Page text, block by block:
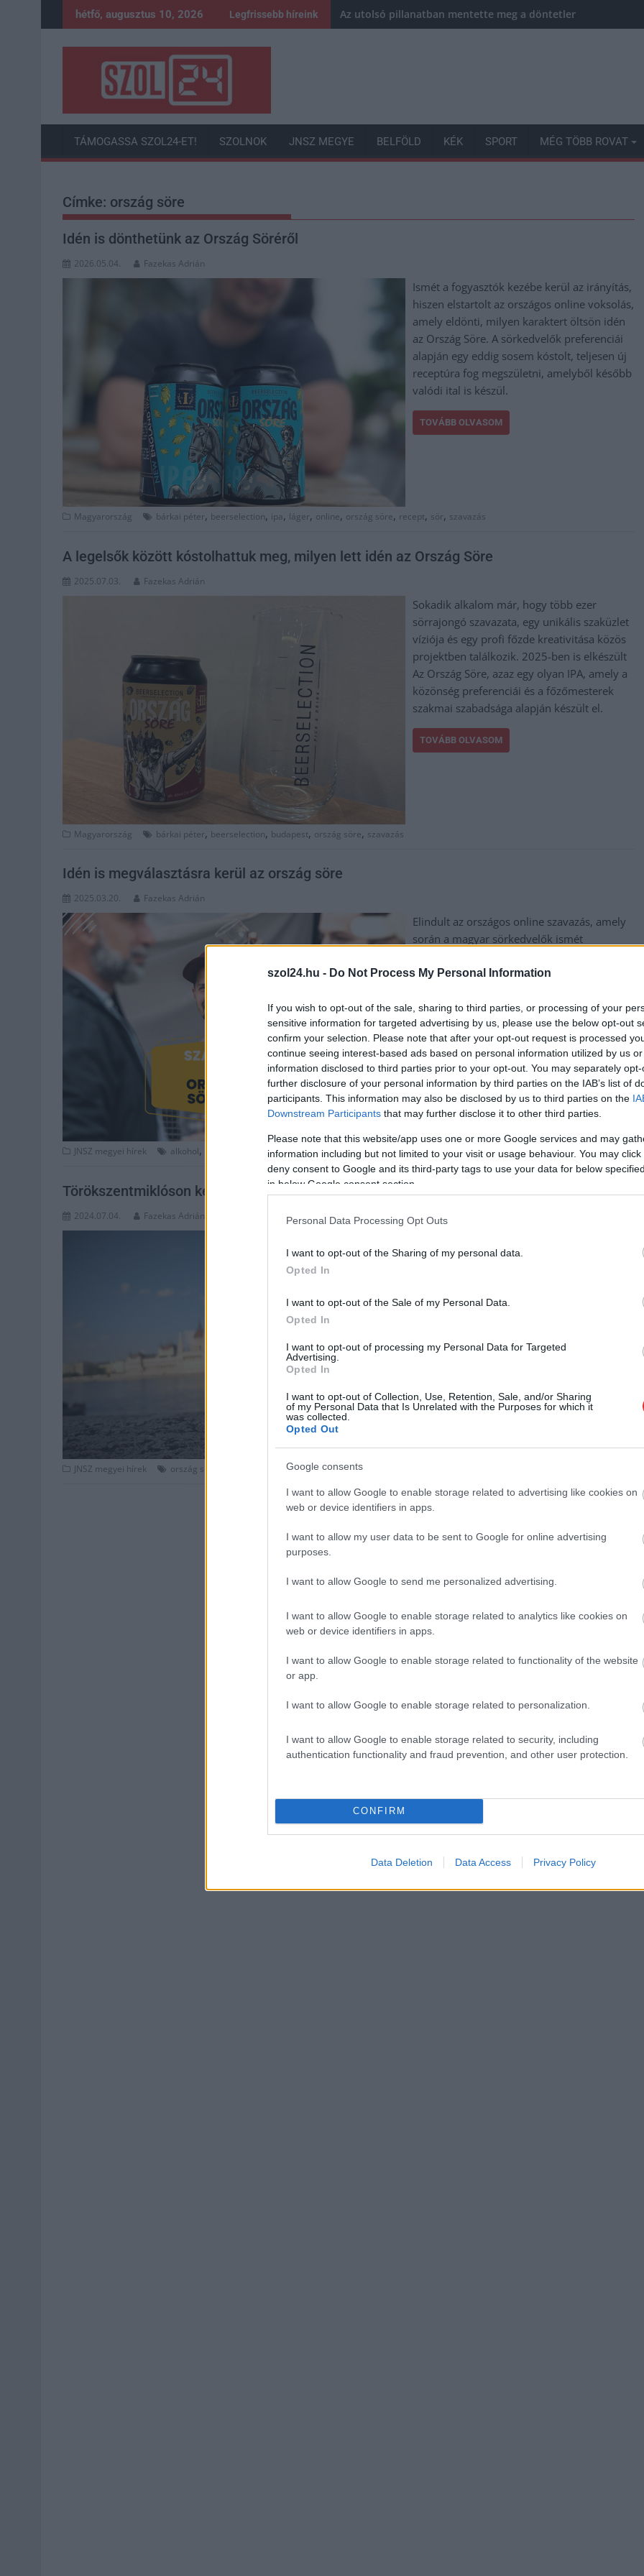
szol24.hu - Do Not Process My Personal Information
If you wish to opt-out of the sale, sharing to third parties, or processing of your
sensitive information for targeted advertising by us, please use the below opt-out
confirm your selection. Please note that after your opt-out request is processed
continue seeing interest-based ads based on personal information utilized by us
information disclosed to third parties prior to your opt-out. You may separately
further disclosure of your personal information by third parties on the IAB’s list of
participants. This information may also be disclosed by us to third parties on the
Downstream Participants that may further disclose it to other third parties.
Please note that this website/app uses one or more Google services and may
information including but not limited to your visit or usage behaviour. You may
deny consent to Google and its third-party tags to use your data for below
in below Google consent section.
Personal Data Processing Opt Outs
I want to opt-out of the Sharing of my personal data.
Opted In
I want to opt-out of the Sale of my Personal Data.
Opted In
I want to opt-out of processing my Personal Data for Targeted
Advertising.
Opted In
I want to opt-out of Collection, Use, Retention, Sale, and/or Sharing
of my Personal Data that Is Unrelated with the Purposes for which it
was collected.
Opted Out
Google consents
I want to allow Google to enable storage related to advertising like cookies on
web or device identifiers in apps.
I want to allow my user data to be sent to Google for online advertising
purposes.
I want to allow Google to send me personalized advertising.
I want to allow Google to enable storage related to analytics like cookies on
web or device identifiers in apps.
I want to allow Google to enable storage related to functionality of the website
or app.
I want to allow Google to enable storage related to personalization.
I want to allow Google to enable storage related to security, including
authentication functionality and fraud prevention, and other user protection.
CONFIRM
Data Deletion Data Access Privacy Policy
to
hétfő, augusztus 10, 2026 Legfrissebb híreink Az utolsó pillanatban mentette meg a döntetlent a Karcag
TÁMOGASSA SZOL24-ET! SZOLNOK JNSZ MEGYE BELFÖLD KÉK SPORT MÉG TÖBB ROVAT
Címke: ország söre
Idén is dönthetünk az Ország Söréről
2026.05.04. Fazekas Adrián
Ismét a fogyasztók kezébe kerül az irányítás,
hiszen elstartolt az országos online voksolás,
amely eldönti, milyen karaktert öltsön idén
az Ország Söre. A sörkedvelők preferenciái
alapján egy eddig sosem kóstolt, teljesen új
receptúra fog megszületni, amelyből később
valódi ital is készül.
TOVÁBB OLVASOM
Magyarország bárkai péter, beerselection, ipa, láger, online, ország söre, recept, sör, szavazás
A legelsők között kóstolhattuk meg, milyen lett idén az Ország Söre
2025.07.03. Fazekas Adrián
Sokadik alkalom már, hogy több ezer
sörrajongó szavazata, egy unikális szaküzlet
víziója és egy profi főzde kreativitása közös
projektben találkozik. 2025-ben is elkészült
Az Ország Söre, azaz egy olyan IPA, amely a
közönség preferenciái és a főzőmesterek
szakmai szabadsága alapján készült el.
TOVÁBB OLVASOM
Magyarország bárkai péter, beerselection, budapest, ország söre, szavazás
Idén is megválasztásra kerül az ország söre
2025.03.20. Fazekas Adrián
Elindult az országos online szavazás, amely
során a magyar sörkedvelők ismét
az idei Ország Söre. A kezdeményezés
szavazó vett részt a voksolásban. A cél nem
változott, szeretnék, hogy a sörrajongók
aktív szerepet vállaljanak egy teljesen új,
korábban nem létező recept
megalkotásában.
TOVÁBB OLVASOM
JNSZ megyei hírek alkohol, recept,sör,sörfőzde
Törökszentmiklóson készült el az Ország Söre
2024.07.04. Fazekas Adrián
össze a recept, amelyből megalkották az
egyedi komlóválogatással főzött New
JNSZ megyei hírek ország söre sörfőzde,törökszentmiklós